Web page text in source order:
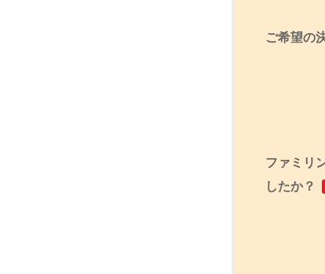
ご希望の
ファミリ
したか？